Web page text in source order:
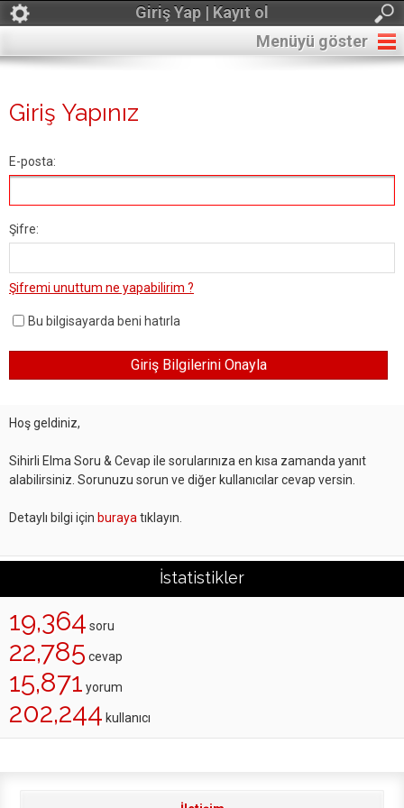
Giriş Yap | Kayıt ol
Menüyü göster
Giriş Yapınız
E-posta:
Şifre:
Şifremi unuttum ne yapabilirim ?
Bu bilgisayarda beni hatırla
Hoş geldiniz,
Sihirli Elma Soru & Cevap ile sorularınıza en kısa zamanda yanıt
alabilirsiniz. Sorunuzu sorun ve diğer kullanıcılar cevap versin.
Detaylı bilgi için buraya tıklayın.
İstatistikler
19,364 soru
22,785 cevap
15,871 yorum
202,244 kullanıcı